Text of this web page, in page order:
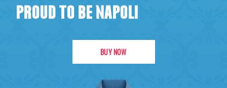
PROUD TO BE NAPOLI
BUY NOW